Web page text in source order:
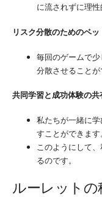
に流されずに理性
リスク分散のためのベ
毎回のゲームで
分散させることが
共同学習と成功体験の共
私たちが一緒に
すことができます。
このようにして
るのです。
ルーレット